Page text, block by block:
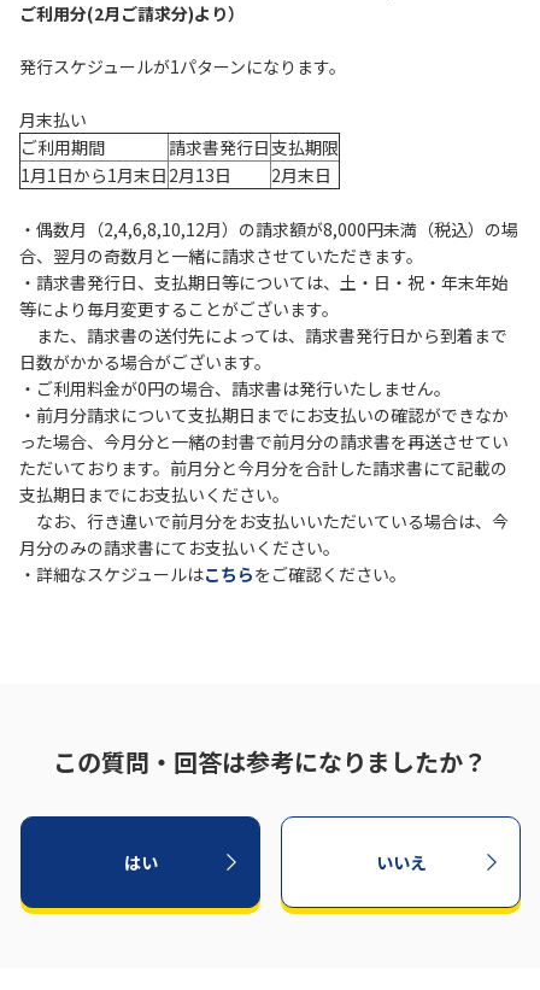
まはこちら
ご利用分(2月ご請求分)より）
発行スケジュールが1パターンになります。
月末払い
ご利用期間
請求書発行日支払期限
1月1日から1月末日 2月13日 2月末日
・偶数月（2,4,6,8,10,12月）の請求額が8,000円未満（税込）の場
合、翌月の奇数月と一緒に請求させていただきます。
・請求書発行日、支払期日等については、土・日・祝・年末年始
等により毎月変更することがございます。
また、請求書の送付先によっては、請求書発行日から到着まで
日数がかかる場合がございます。
・ご利用料金が0円の場合、請求書は発行いたしません。
・前月分請求について支払期日までにお支払いの確認ができなか
った場合、今月分と一緒の封書で前月分の請求書を再送させてい
ただいております。前月分と今月分を合計した請求書にて記載の
支払期日までにお支払いください。
なお、行き違いで前月分をお支払いいただいている場合は、今
月分のみの請求書にてお支払いください。
・詳細なスケジュールはこちらをご確認ください。
この質問・回答は参考になりましたか？
はい いいえ